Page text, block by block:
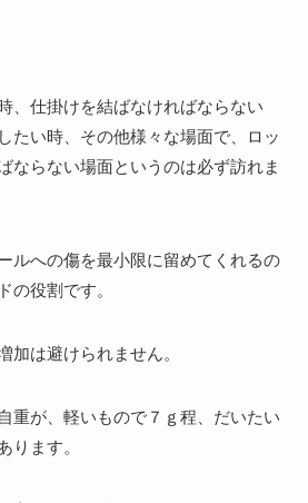
、仕掛けを結ばなければならない
たい時、その他様々な場面で、ロッ
ならない場面というのは必ず訪れま
ルへの傷を最小限に留めてくれるの
の役割です。
加は避けられません。
重が、軽いもので７ｇ程、だいたい
ります。